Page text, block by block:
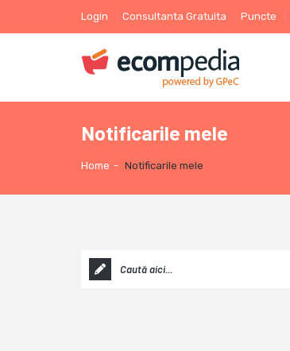
Login Consultanta Gratuita Puncte
Notificarile mele
Home - Notificarile mele